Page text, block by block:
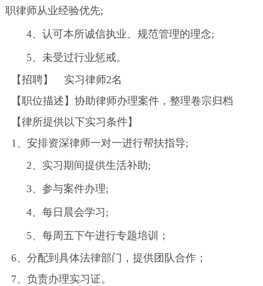
职律师从业经验优先;
4、 认可本所诚信执业、规范管理的理念;
5、 未受过行业惩戒。
【招聘】 实习律师2名
【职位描述】协助律师办理案件，整理卷宗归档
【律所提供以下实习条件】
1、安排资深律师一对一进行帮扶指导;
2、 实习期间提供生活补助;
3、参与案件办理;
4、 每日晨会学习;
5、 每周五下午进行专题培训；
6、分配到具体法律部门，提供团队合作；
7、负责办理实习证。